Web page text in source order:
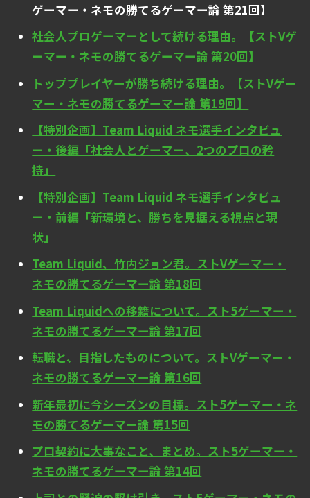
ゲーマー・ネモの勝てるゲーマー論 第21回】
社会人プロゲーマーとして続ける理由。【ストVゲ
ーマー・ネモの勝てるゲーマー論 第20回】
トッププレイヤーが勝ち続ける理由。【ストVゲー
マー・ネモの勝てるゲーマー論 第19回】
【特別企画】Team Liquid ネモ選手インタビュ
ー・後編「社会人とゲーマー、2つのプロの矜
持」
【特別企画】Team Liquid ネモ選手インタビュ
ー・前編「新環境と、勝ちを見据える視点と現
状」
Team Liquid、竹内ジョン君。ストVゲーマー・
ネモの勝てるゲーマー論 第18回
Team Liquidへの移籍について。スト5ゲーマー・
ネモの勝てるゲーマー論 第17回
転職と、目指したものについて。ストVゲーマー・
ネモの勝てるゲーマー論 第16回
新年最初に今シーズンの目標。スト5ゲーマー・ネ
モの勝てるゲーマー論 第15回
プロ契約に大事なこと、まとめ。スト5ゲーマー・
ネモの勝てるゲーマー論 第14回